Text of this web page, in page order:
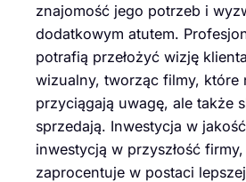
znajomość jego potrzeb i
dodatkowym atutem.
potrafią przełożyć wizję
wizualny, tworząc filmy, które
przyciągają uwagę, ale także
sprzedają. Inwestycja w
inwestycją w przyszłość
zaprocentuje w postaci lepszej